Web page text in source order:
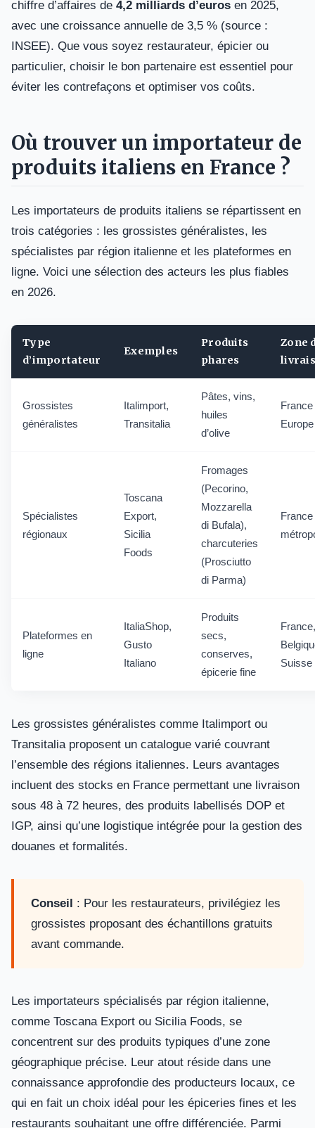
chiffre d’affaires de 4,2 milliards d’euros en 2025,
avec une croissance annuelle de 3,5 % (source :
INSEE). Que vous soyez restaurateur, épicier ou
particulier, choisir le bon partenaire est essentiel pour
éviter les contrefaçons et optimiser vos coûts.
Où trouver un importateur de
produits italiens en France ?
Les importateurs de produits italiens se répartissent en
trois catégories : les grossistes généralistes, les
spécialistes par région italienne et les plateformes en
ligne. Voici une sélection des acteurs les plus fiables
en 2026.
Type
d’importateur
Exemples
Produits
phares
Zone
Grossistes
généralistes
Italimport,
Transitalia
Pâtes, vins,
huiles
d’olive
France
Europe
Spécialistes
régionaux
Toscana
Export,
Sicilia
Foods
Fromages
(Pecorino,
Mozzarella
di Bufala),
charcuteries
(Prosciutto
di Parma)
France
Plateformes en
ligne
ItaliaShop,
Gusto
Italiano
Produits
secs,
conserves,
épicerie fine
France,
Suisse
Les grossistes généralistes comme Italimport ou
Transitalia proposent un catalogue varié couvrant
l’ensemble des régions italiennes. Leurs avantages
incluent des stocks en France permettant une livraison
sous 48 à 72 heures, des produits labellisés DOP et
IGP, ainsi qu’une logistique intégrée pour la gestion des
douanes et formalités.
Conseil : Pour les restaurateurs, privilégiez les
grossistes proposant des échantillons gratuits
avant commande.
Les importateurs spécialisés par région italienne,
comme Toscana Export ou Sicilia Foods, se
concentrent sur des produits typiques d’une zone
géographique précise. Leur atout réside dans une
connaissance approfondie des producteurs locaux, ce
qui en fait un choix idéal pour les épiceries fines et les
restaurants souhaitant une offre différenciée. Parmi